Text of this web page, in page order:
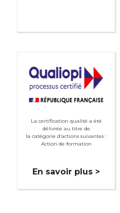
La certification qualité a été
délivrée au titre de
la catégorie d’actions suivantes :
Action de formation
En savoir plus >